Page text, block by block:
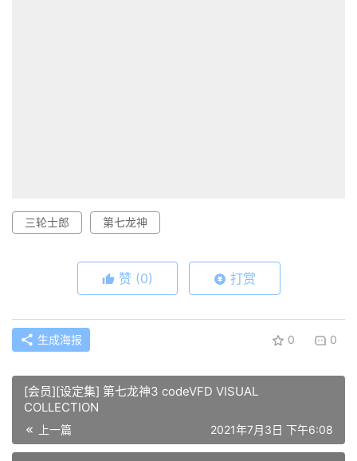
三轮士郎 第七龙神
赞 (0) 打赏
生成海报 0 0
[会员][设定集] 第七龙神3 codeVFD VISUAL
COLLECTION
上一篇 2021年7月3日 下午6:08